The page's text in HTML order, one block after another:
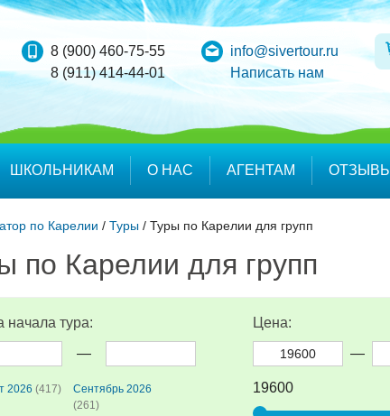
8 (900) 460-75-55
8 (911) 414-44-01
info@sivertour.ru
Написать нам
ШКОЛЬНИКАМ О НАС АГЕНТАМ ОТЗЫВЫ
по Карелии / Туры / Туры по Карелии для групп
по Карелии для групп
начала тура:
—
2026 (417)
Сентябрь 2026
(261)
Цена:
—
19600